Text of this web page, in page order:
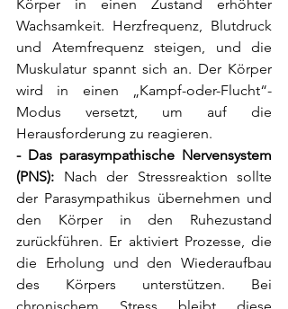
Körper in einen Zustand erhöhter
Wachsamkeit. Herzfrequenz, Blutdruck
und Atemfrequenz steigen, und die
Muskulatur spannt sich an. Der Körper
wird in einen „Kampf-oder-Flucht“-
Modus versetzt, um auf die
Herausforderung zu reagieren.
- Das parasympathische Nervensystem
(PNS): Nach der Stressreaktion sollte
der Parasympathikus übernehmen und
den Körper in den Ruhezustand
zurückführen. Er aktiviert Prozesse, die
die Erholung und den Wiederaufbau
des Körpers unterstützen. Bei